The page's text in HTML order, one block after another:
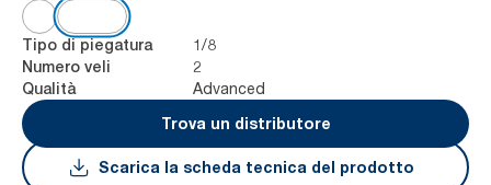
Tipo di piegatura 1/8
Numero veli 2
Qualità
Advanced
Trova un distributore
Scarica la scheda tecnica del prodotto